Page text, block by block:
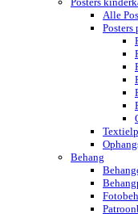
Alle
Posters
Behang